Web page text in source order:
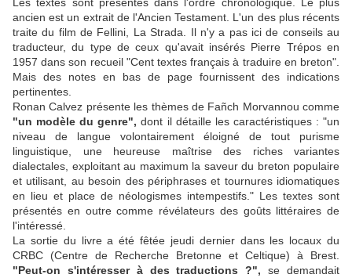
ancien est un extrait de l'Ancien Testament. L'un des plus récents
traite du film de Fellini, La Strada. Il n'y a pas ici de conseils au
traducteur, du type de ceux qu'avait insérés Pierre Trépos en
1957 dans son recueil "Cent textes français à traduire en breton".
Mais des notes en bas de page fournissent des indications
pertinentes.
Ronan Calvez présente les thèmes de Fañch Morvannou comme
"un modèle du genre",dont il détaille les caractéristiques : "un
niveau de langue volontairement éloigné de tout purisme
linguistique, une heureuse maîtrise des riches variantes
dialectales, exploitant au maximum la saveur du breton populaire
et utilisant, au besoin des périphrases et tournures idiomatiques
en lieu et place de néologismes intempestifs." Les textes sont
présentés en outre comme révélateurs des goûts littéraires de
l'intéressé.
La sortie du livre a été fêtée jeudi dernier dans les locaux du
CRBC (Centre de Recherche Bretonne et Celtique) à Brest.
"Peut-on s'intéresser à des traductions ?", se demandait